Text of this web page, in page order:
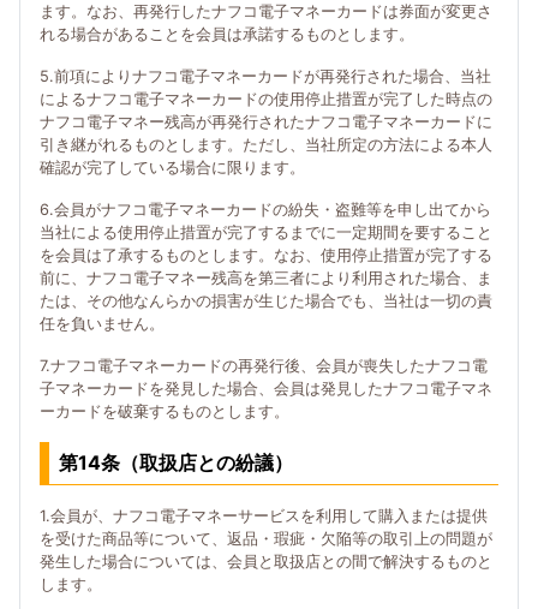
ます。なお、再発行したナフコ電子マネーカードは券面が変更さ
れる場合があることを会員は承諾するものとします。
5.前項によりナフコ電子マネーカードが再発行された場合、当社
によるナフコ電子マネーカードの使用停止措置が完了した時点の
ナフコ電子マネー残高が再発行されたナフコ電子マネーカードに
引き継がれるものとします。ただし、当社所定の方法による本人
確認が完了している場合に限ります。
6.会員がナフコ電子マネーカードの紛失・盗難等を申し出てから
当社による使用停止措置が完了するまでに一定期間を要すること
を会員は了承するものとします。なお、使用停止措置が完了する
前に、ナフコ電子マネー残高を第三者により利用された場合、ま
たは、その他なんらかの損害が生じた場合でも、当社は一切の責
任を負いません。
7.ナフコ電子マネーカードの再発行後、会員が喪失したナフコ電
子マネーカードを発見した場合、会員は発見したナフコ電子マネ
ーカードを破棄するものとします。
第14条（取扱店との紛議）
1.会員が、ナフコ電子マネーサービスを利用して購入または提供
を受けた商品等について、返品・瑕疵・欠陥等の取引上の問題が
発生した場合については、会員と取扱店との間で解決するものと
します。